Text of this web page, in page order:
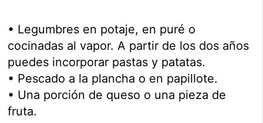
• Legumbres en potaje, en puré o
cocinadas al vapor. A partir de los dos años
puedes incorporar pastas y patatas.
• Pescado a la plancha o en papillote.
• Una porción de queso o una pieza de
fruta.